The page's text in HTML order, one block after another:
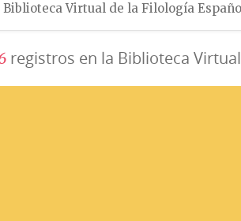
Virtual de la Filología
registros en la Biblioteca